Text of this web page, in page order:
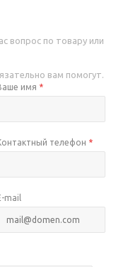
вопрос по товару или
вам помогут.
имя *
телефон *
mail